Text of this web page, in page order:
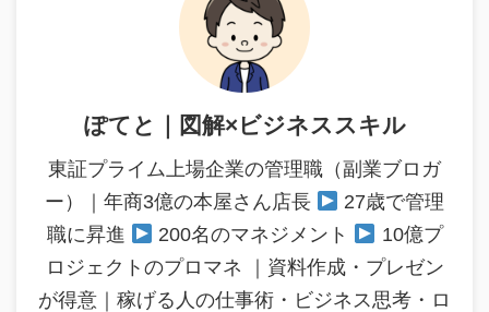
ぽてと｜図解×ビジネススキル
東証プライム上場企業の管理職（副業ブロガ
ー）｜年商3億の本屋さん店長
27歳で管理
職に昇進
200名のマネジメント
10億プ
ロジェクトのプロマネ ｜資料作成・プレゼン
が得意｜稼げる人の仕事術・ビジネス思考・ロ